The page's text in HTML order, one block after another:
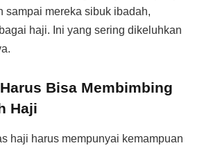
sampai mereka sibuk ibadah,
haji. Ini yang sering dikeluhkan
Bisa Membimbing
Haji
haji harus mempunyai kemampuan